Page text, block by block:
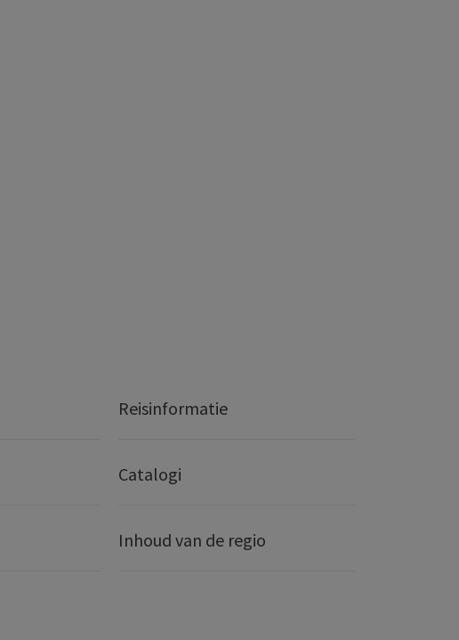
Reisinformatie
Catalogi
Inhoud van de regio